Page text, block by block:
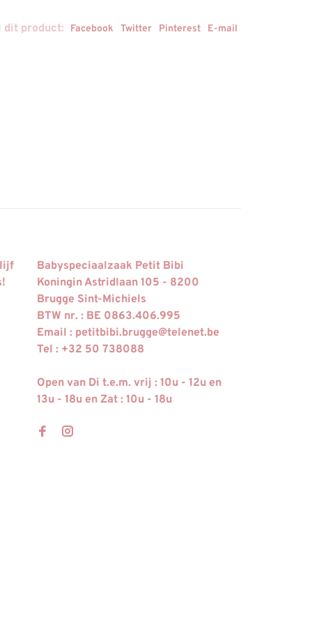
dit product: Facebook Twitter Pinterest E-mail
Babyspeciaalzaak Petit Bibi
Koningin Astridlaan 105 - 8200
Brugge Sint-Michiels
BTW nr. : BE 0863.406.995
Email : petitbibi.brugge@telenet.be
Tel : +32 50 738088
Open van Di t.e.m. vrij : 10u - 12u en
13u - 18u en Zat : 10u - 18u